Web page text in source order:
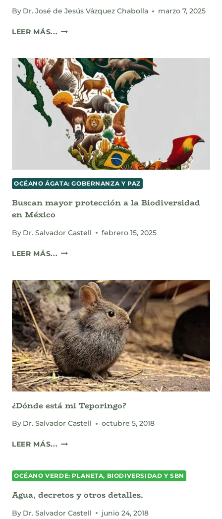
By Dr. José de Jesús Vázquez Chabolla marzo 7, 2025
LEER MÁS... LA
LOS
MANGLARES
Y
SU
PROTECCIÓN
LEGAL
EN
LA
PENÍNSULA
DE
YUCATÁN
OCÉANO ÁGATA: GOBERNANZA Y PAZ
Buscan mayor protección a la Biodiversidad
en México
By Dr. Salvador Castell febrero 15, 2025
LEER MÁS... BUSCAN
A
LA
BIODIVERSIDAD
EN
MÉXICO
¿Dónde está mi Teporingo?
By Dr. Salvador Castell octubre 5, 2018
LEER MÁS... ¿DÓNDE
TEPORINGO?
OCÉANO VERDE: PLANETA, BIODIVERSIDAD Y SBN
Agua, decretos y otros detalles.
By Dr. Salvador Castell junio 24, 2018